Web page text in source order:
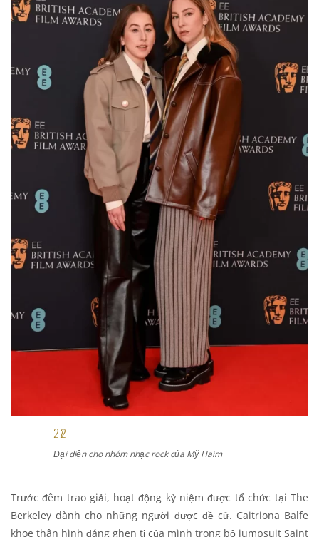
Đại diện cho nhóm nhạc rock của Mỹ Haim
Trước đêm trao giải, hoạt động kỷ niệm được tổ chức tại The
Berkeley dành cho những người được đề cử. Caitriona Balfe
khoe thân hình đáng ghen tị của mình trong bộ jumpsuit Saint